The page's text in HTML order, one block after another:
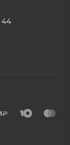
44